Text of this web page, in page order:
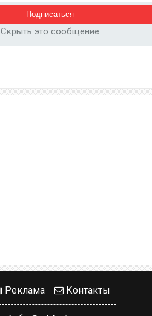
Скрыть это сообщение
Реклама Контакты